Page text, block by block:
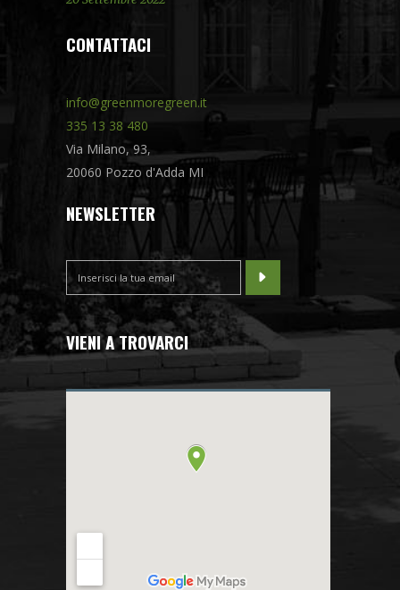
CONTATTACI
info@greenmoregreen.it
335 13 38 480
Via Milano, 93,
20060 Pozzo d'Adda MI
NEWSLETTER
VIENI A TROVARCI